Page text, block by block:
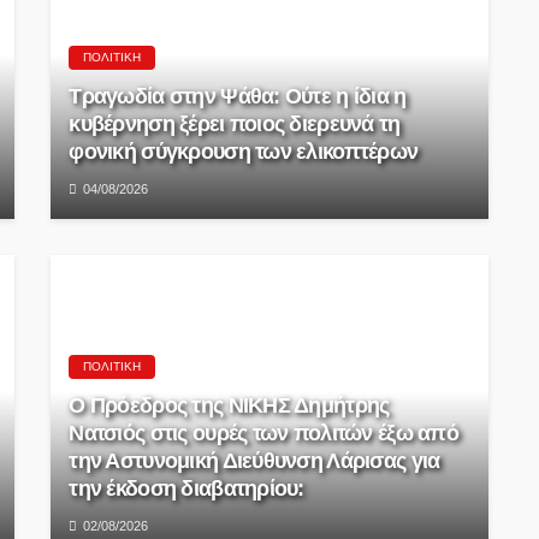
ΠΟΛΙΤΙΚΉ
Τραγωδία στην Ψάθα: Ούτε η ίδια η
κυβέρνηση ξέρει ποιος διερευνά τη
φονική σύγκρουση των ελικοπτέρων
04/08/2026
ΠΟΛΙΤΙΚΉ
Ο Πρόεδρος της ΝΙΚΗΣ Δημήτρης
Νατσιός στις ουρές των πολιτών έξω από
την Αστυνομική Διεύθυνση Λάρισας για
την έκδοση διαβατηρίου:
02/08/2026